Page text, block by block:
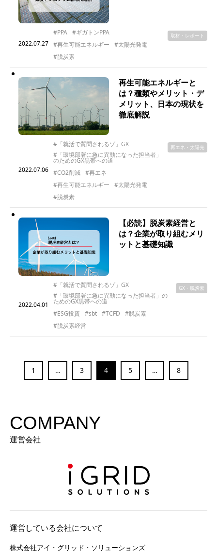
2022.07.27
#PPA
#ギガトンPPA
#再生可能エネルギー
#太陽光発電
#脱炭素
取材・レポート
再生可能エネルギーと
は？種類やメリット・デ
メリット、日本の現状を
徹底解説
2022.07.06
#「就活で質問されるゾ」GX
#「環境部署に急に異動になった担当者」
のためのGX黒帯への道
#CO2削減
#再エネ
#再生可能エネルギー
#太陽光発電
#脱炭素
再エネ・太陽光
【必読】脱炭素経営と
は？企業が取り組むメリ
ットと基礎知識
2022.04.01
#「就活で質問されるゾ」GX
#「環境部署に急に異動になった担当者」の
ためのGX黒帯への道
#ESG投資
#sbt #TCFD
#脱炭素
#脱炭素経営
GX・脱炭素
1 … 3 4 5 … 8
COMPANY
運営会社
運営している会社について
株式会社アイ・グリッド・ソリューションズ